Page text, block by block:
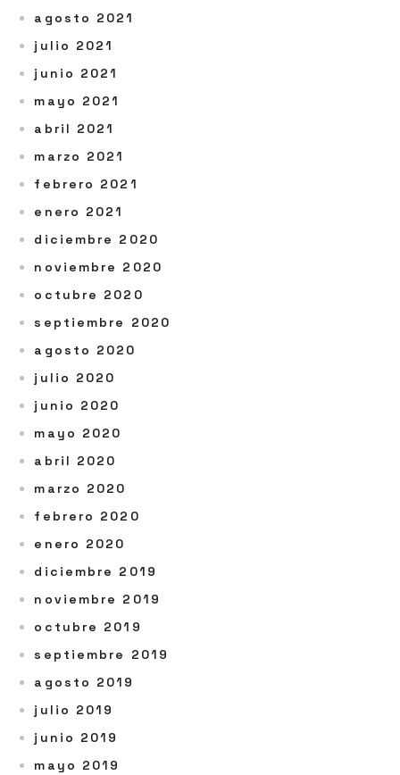
agosto 2021
julio 2021
junio 2021
mayo 2021
abril 2021
marzo 2021
febrero 2021
enero 2021
diciembre 2020
noviembre 2020
octubre 2020
septiembre 2020
agosto 2020
julio 2020
junio 2020
mayo 2020
abril 2020
marzo 2020
febrero 2020
enero 2020
diciembre 2019
noviembre 2019
octubre 2019
septiembre 2019
agosto 2019
julio 2019
junio 2019
mayo 2019